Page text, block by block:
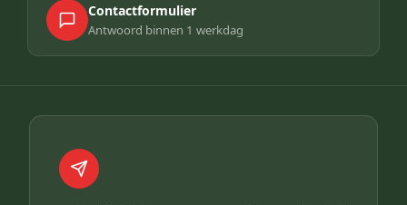
Contactformulier
Antwoord binnen 1 werkdag